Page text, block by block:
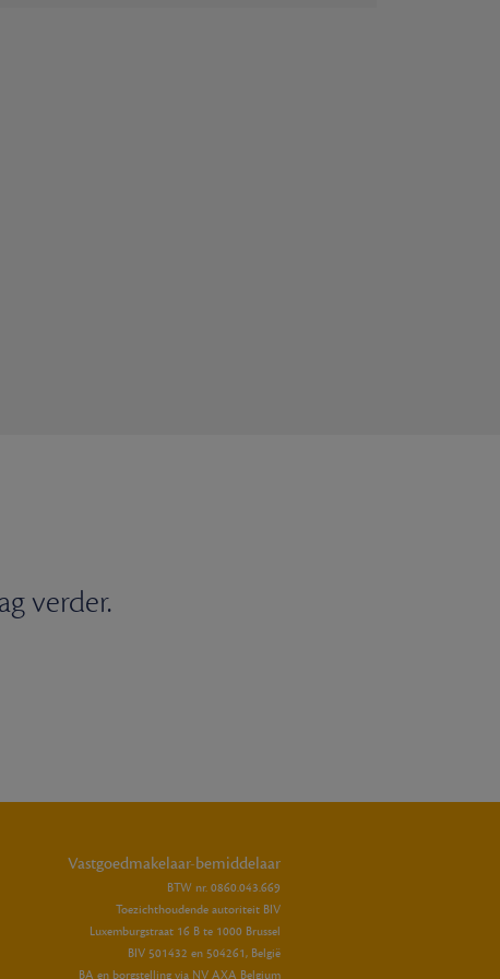
verder.
Vastgoedmakelaar-bemiddelaar
BTW nr. 0860.043.669
Toezichthoudende autoriteit BIV
Luxemburgstraat 16 B te 1000 Brussel
BIV 501432 en 504261, België
BA en borgstelling via NV AXA Belgium